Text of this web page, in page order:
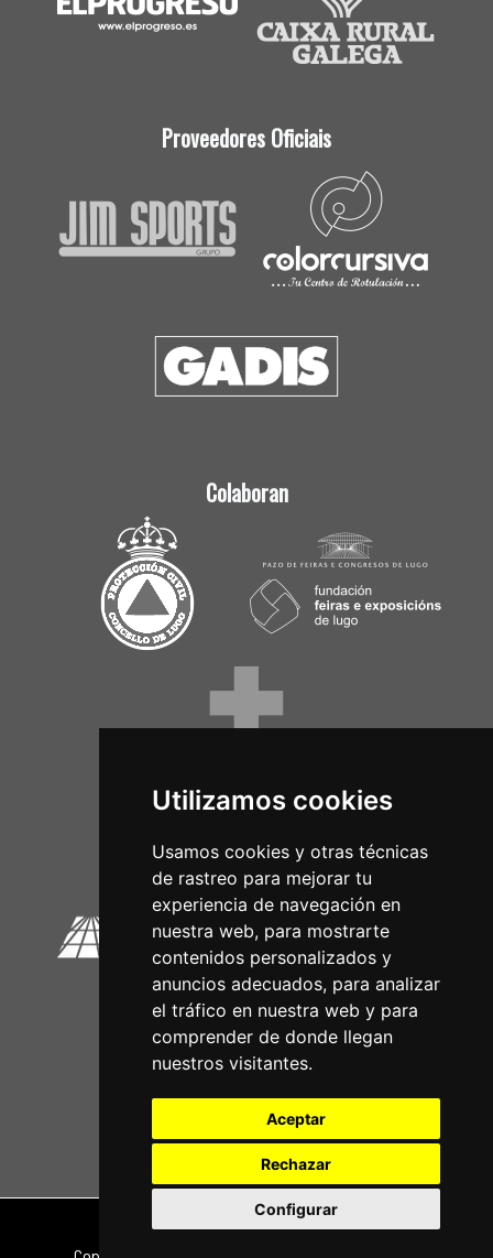
Utilizamos cookies
Usamos cookies y otras técnicas
de rastreo para mejorar tu
experiencia de navegación en
nuestra web, para mostrarte
contenidos personalizados y
anuncios adecuados, para analizar
el tráfico en nuestra web y para
comprender de donde llegan
nuestros visitantes.
Aceptar
Rechazar
Configurar
Proveedores Oficiais
Colaboran
Circuitos Oficiais
Nota legal|Política de privacidade